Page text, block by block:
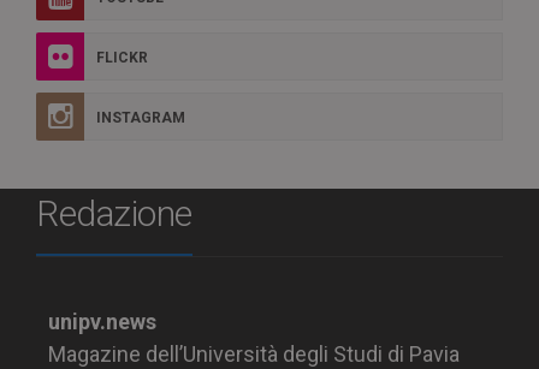
FLICKR
INSTAGRAM
Redazione
unipv.news
Magazine dell’Università degli Studi di Pavia